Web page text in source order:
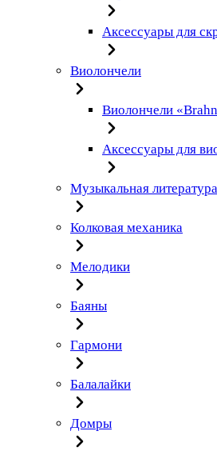
Аксессуары для
Виолончели
Виолончели
Аксессуары для
Музыкальная литература
Колковая механика
Мелодики
Баяны
Гармони
Балалайки
Домры